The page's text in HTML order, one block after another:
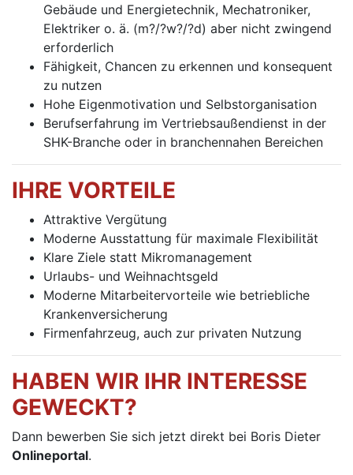
Gebäude und Energietechnik, Mechatroniker,
Elektriker o. ä. (m?/?w?/?d) aber nicht zwingend
erforderlich
Fähigkeit, Chancen zu erkennen und konsequent
zu nutzen
Hohe Eigenmotivation und Selbstorganisation
Berufserfahrung im Vertriebsaußendienst in der
SHK-Branche oder in branchennahen Bereichen
IHRE VORTEILE
Attraktive Vergütung
Moderne Ausstattung für maximale Flexibilität
Klare Ziele statt Mikromanagement
Urlaubs- und Weihnachtsgeld
Moderne Mitarbeitervorteile wie betriebliche
Krankenversicherung
Firmenfahrzeug, auch zur privaten Nutzung
HABEN WIR IHR INTERESSE
GEWECKT?
Dann bewerben Sie sich jetzt direkt bei Boris Dieter
Onlineportal.